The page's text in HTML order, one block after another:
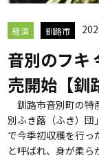
経済 釧路市
音別のフ
売開始【釧
釧路市音別町の特
別ふき蕗（ふき）団
で今季初収穫を行っ
と呼ばれ、身が柔ら